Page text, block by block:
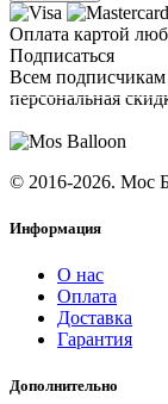
Оплата картой
Подписаться
Всем подписчикам
персональная
© 2016-2026. Мос
Информация
О нас
Оплата
Доставка
Гарантия
Дополнительно